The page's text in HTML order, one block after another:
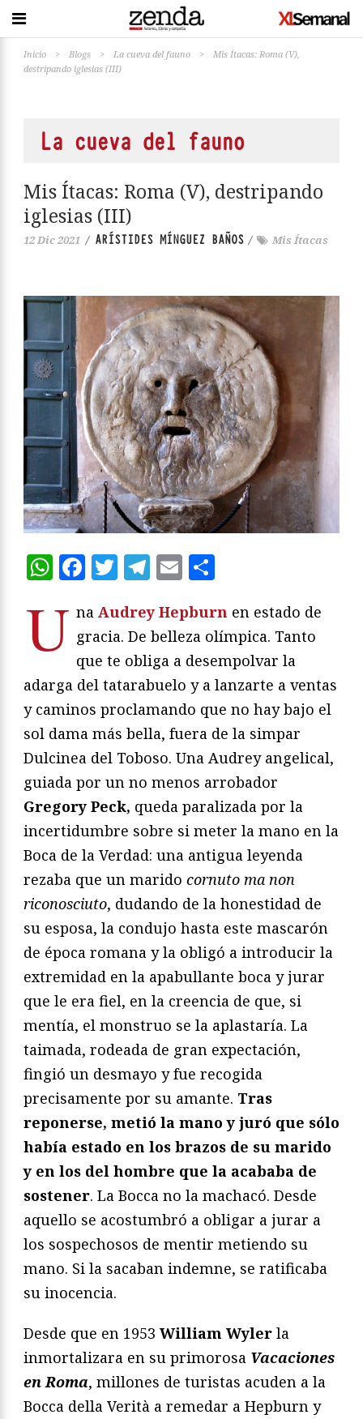
Inicio > Blogs > La cueva del fauno >
Mis Ítacas: Roma (V),
destripando iglesias (III)
La cueva del fauno
Mis Ítacas: Roma (V), destripando
iglesias (III)
12 Dic 2021 / ARÍSTIDES MÍNGUEZ BAÑOS / Mis Ítacas
WhatsApp
Facebook
Twitter
Telegram
Email
U na Audrey Hepburn en estado de
gracia. De belleza olímpica. Tanto
que te obliga a desempolvar la
adarga del tatarabuelo y a lanzarte a ventas
y caminos proclamando que no hay bajo el
sol dama más bella, fuera de la simpar
Dulcinea del Toboso. Una Audrey angelical,
guiada por un no menos arrobador
Gregory Peck, queda paralizada por la
incertidumbre sobre si meter la mano en la
Boca de la Verdad: una antigua leyenda
rezaba que un marido cornuto ma non
riconosciuto, dudando de la honestidad de
su esposa, la condujo hasta este mascarón
de época romana y la obligó a introducir la
extremidad en la apabullante boca y jurar
que le era fiel, en la creencia de que, si
mentía, el monstruo se la aplastaría. La
taimada, rodeada de gran expectación,
fingió un desmayo y fue recogida
precisamente por su amante. Tras
reponerse, metió la mano y juró que sólo
había estado en los brazos de su marido
y en los del hombre que la acababa de
sostener. La Bocca no la machacó. Desde
aquello se acostumbró a obligar a jurar a
los sospechosos de mentir metiendo su
mano. Si la sacaban indemne, se ratificaba
su inocencia.
Desde que en 1953 William Wyler la
inmortalizara en su primorosa Vacaciones
en Roma, millones de turistas acuden a la
Bocca della Verità a remedar a Hepburn y